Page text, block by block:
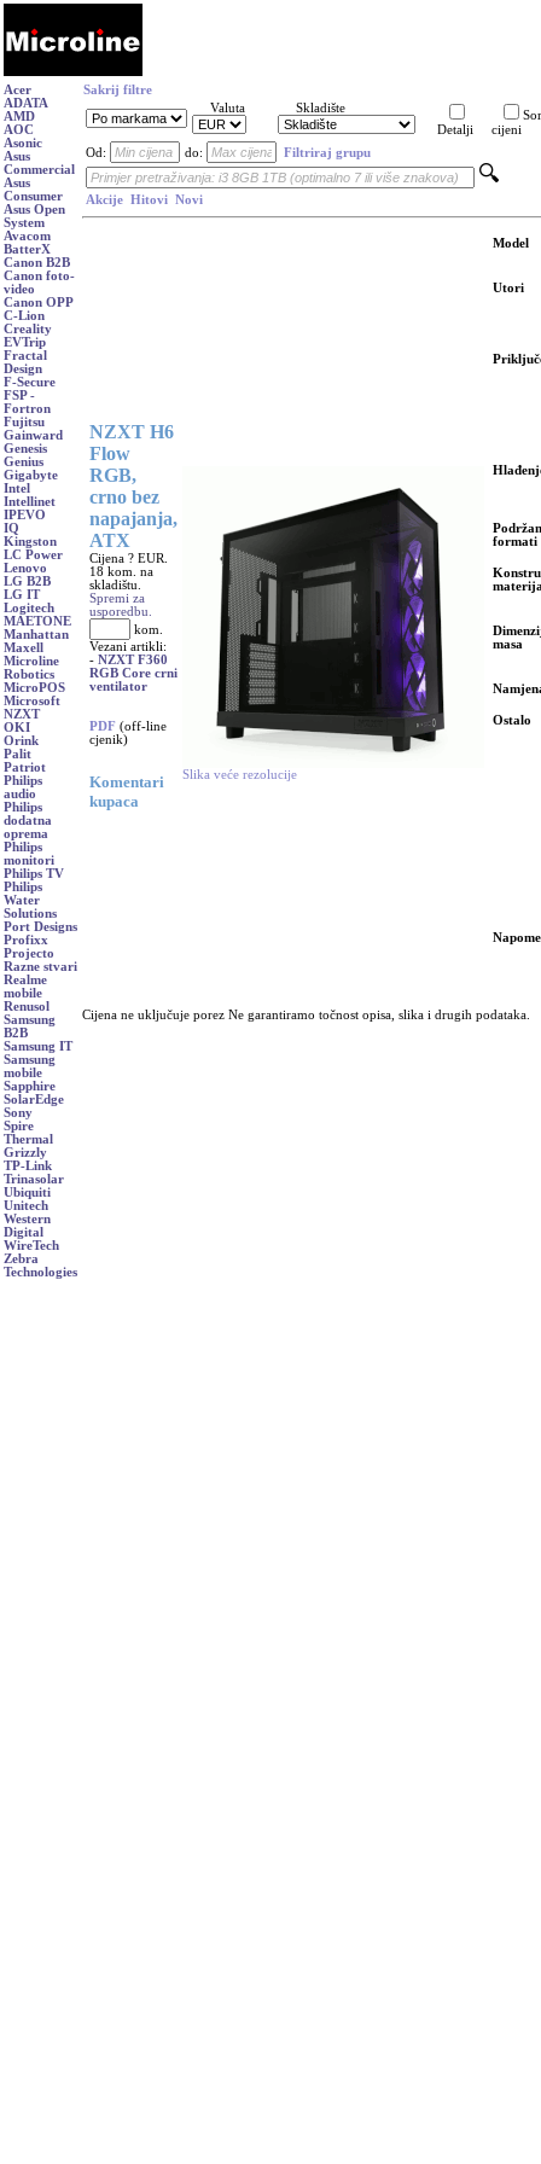
Acer
ADATA
AMD
AOC
Asonic
Asus
Commercial
Asus
Consumer
Asus Open
System
Avacom
BatterX
Canon B2B
Canon foto-
video
Canon OPP
C-Lion
Creality
EVTrip
Fractal
Design
F-Secure
FSP -
Fortron
Fujitsu
Gainward
Genesis
Genius
Gigabyte
Intel
Intellinet
IPEVO
IQ
Kingston
LC Power
Lenovo
LG B2B
LG IT
Logitech
MAETONE
Manhattan
Maxell
Microline
Robotics
MicroPOS
Microsoft
NZXT
OKI
Orink
Palit
Patriot
Philips
audio
Philips
dodatna
oprema
Philips
monitori
Philips TV
Philips
Water
Solutions
Port Designs
Profixx
Projecto
Razne stvari
Realme
mobile
Renusol
Samsung
B2B
Samsung IT
Samsung
mobile
Sapphire
SolarEdge
Sony
Spire
Thermal
Grizzly
TP-Link
Trinasolar
Ubiquiti
Unitech
Western
Digital
WireTech
Zebra
Technologies
Sakrij filtre
Valuta
Skladište
Detalji
cijeni
Od:
do: Filtriraj grupu
Akcije Hitovi Novi
NZXT H6
Flow
RGB,
crno bez
napajanja,
ATX
Cijena ? EUR.
18 kom. na
skladištu.
Spremi za
usporedbu.
kom.
Vezani artikli:
- NZXT F360
RGB Core crni
ventilator
PDF (off-line
cjenik)
Komentari
kupaca
Slika veće rezolucije
Model
Utori
formati
masa
Ostalo
Cijena ne uključuje porez Ne garantiramo točnost opisa, slika i drugih podataka.